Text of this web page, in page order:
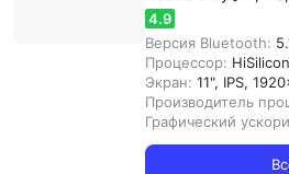
4.9
Версия Bluetooth:
Процессор:
Экран: 11", IPS,
Производитель
Графический